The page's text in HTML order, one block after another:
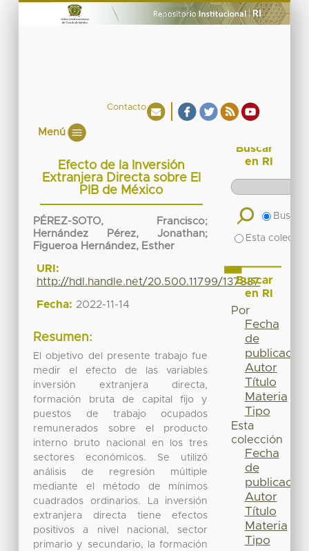
Contacto
Menú
Efecto de la Inversión
Extranjera Directa sobre El
PIB de México
PÉREZ-SOTO, Francisco;
Hernández Pérez, Jonathan;
Figueroa Hernández, Esther
URI:
http://hdl.handle.net/20.500.11799/137837
Fecha: 2022-11-14
Resumen:
El objetivo del presente trabajo fue
medir el efecto de las variables
inversión extranjera directa,
formación bruta de capital fijo y
puestos de trabajo ocupados
remunerados sobre el producto
interno bruto nacional en los tres
sectores económicos. Se utilizó
análisis de regresión múltiple
mediante el método de mínimos
cuadrados ordinarios. La inversión
extranjera directa tiene efectos
positivos a nivel nacional, sector
primario y secundario, la formación
Buscar
en RI
Buscar
Esta
Buscar
en RI
Por
Fecha
de
publicación
Autor
Título
Materia
Tipo
Esta
colección
Fecha
de
publicación
Autor
Título
Materia
Tipo